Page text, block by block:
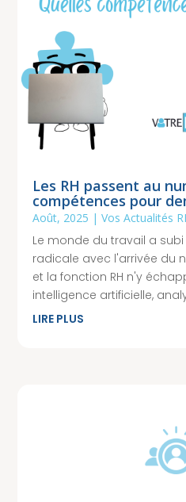
Les RH passent au
compétences pour
Août, 2025 |Vos Actualités
Le monde du travail a
radicale avec l'arrivée du
et la fonction RH n'y
intelligence artificielle,
LIRE PLUS